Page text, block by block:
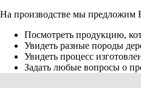
На производстве мы предложим
Посмотреть продукцию,
Увидеть разные породы
Увидеть процесс
Задать любые вопросы о